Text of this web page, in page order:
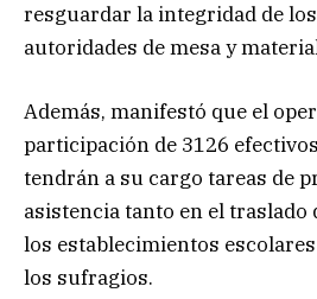
resguardar la integridad de
autoridades de mesa y
Además, manifestó que el
participación de 3126
tendrán a su cargo tareas de
asistencia tanto en el traslado
los establecimientos
los sufragios.